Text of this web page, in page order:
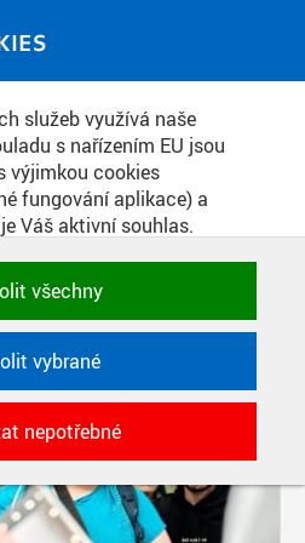
služeb využívá naše
s nařízením EU jsou
výjimkou cookies
fungování aplikace) a
Váš aktivní souhlas.
a povolit cookies podle
můžete samozřejmě
aplikacemi
nastavení,
relace. Jsou
fungování a jsou
všechny
vybrané
nepotřebné
PODLE FILTRU
ELEKTROMAGNETICKÉHO POLE